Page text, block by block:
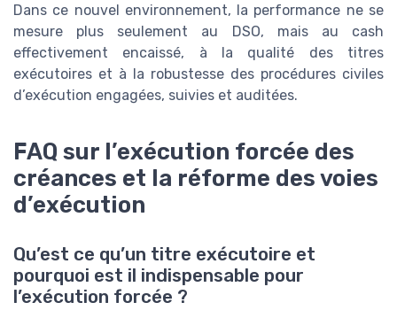
Dans ce nouvel environnement, la performance ne se
mesure plus seulement au DSO, mais au cash
effectivement encaissé, à la qualité des titres
exécutoires et à la robustesse des procédures civiles
d’exécution engagées, suivies et auditées.
FAQ sur l’exécution forcée des
créances et la réforme des voies
d’exécution
Qu’est ce qu’un titre exécutoire et
pourquoi est il indispensable pour
l’exécution forcée ?